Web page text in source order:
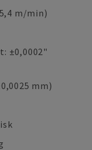
m/min)
±0,0002"
mm)